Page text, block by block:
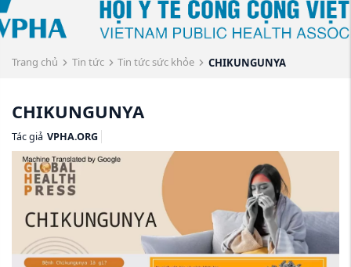
Trang chủ Tin tức Tin tức sức khỏe CHIKUNGUNYA
CHIKUNGUNYA
Tác giả VPHA.ORG